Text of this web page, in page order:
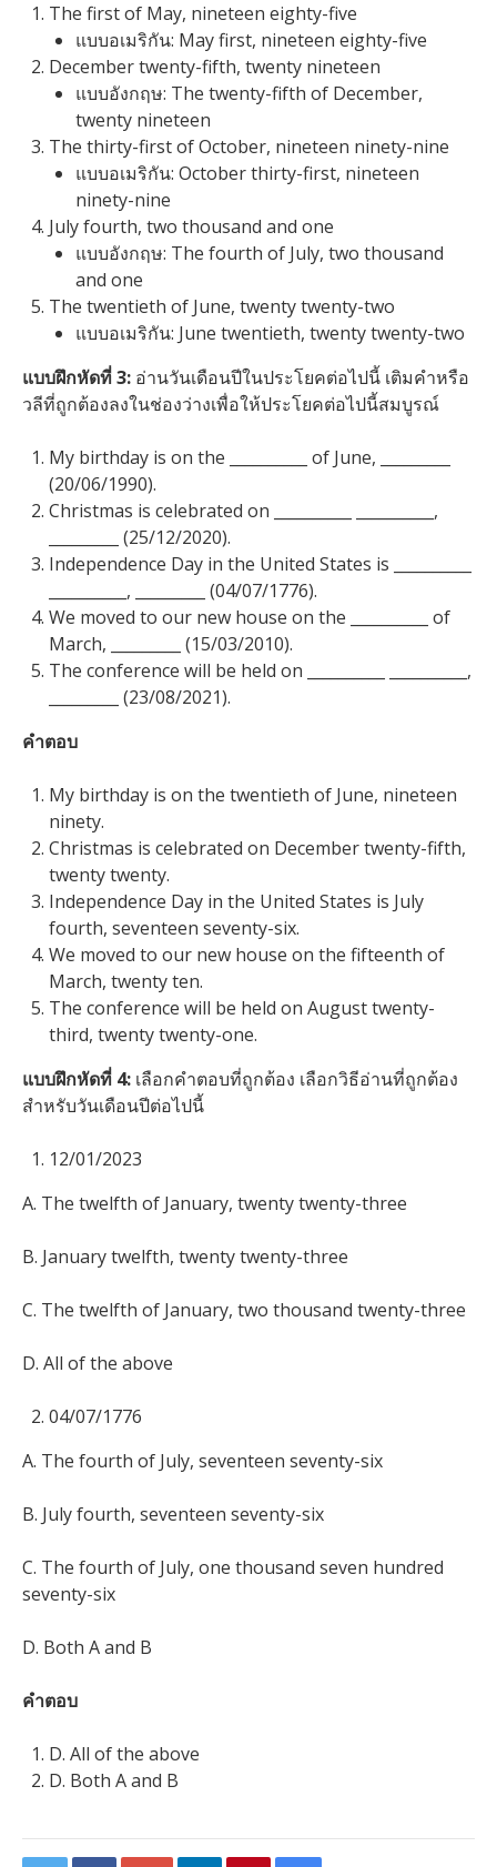
The first of May, nineteen eighty-five
แบบอเมริกัน: May first, nineteen eighty-five
December twenty-fifth, twenty nineteen
แบบอังกฤษ: The twenty-fifth of December,
twenty nineteen
The thirty-first of October, nineteen ninety-nine
แบบอเมริกัน: October thirty-first, nineteen
ninety-nine
July fourth, two thousand and one
แบบอังกฤษ: The fourth of July, two thousand
and one
The twentieth of June, twenty twenty-two
แบบอเมริกัน: June twentieth, twenty twenty-two
แบบฝึกหัดที่ 3: อ่านวันเดือนปีในประโยคต่อไปนี้ เติมคำหรือ
วลีที่ถูกต้องลงในช่องว่างเพื่อให้ประโยคต่อไปนี้สมบูรณ์
My birthday is on the __________ of June, _________
(20/06/1990).
Christmas is celebrated on __________ __________,
_________ (25/12/2020).
Independence Day in the United States is __________
__________, _________ (04/07/1776).
We moved to our new house on the __________ of
March, _________ (15/03/2010).
The conference will be held on __________ __________,
_________ (23/08/2021).
คำตอบ
My birthday is on the twentieth of June, nineteen
ninety.
Christmas is celebrated on December twenty-fifth,
twenty twenty.
Independence Day in the United States is July
fourth, seventeen seventy-six.
We moved to our new house on the fifteenth of
March, twenty ten.
The conference will be held on August twenty-
third, twenty twenty-one.
แบบฝึกหัดที่ 4: เลือกคำตอบที่ถูกต้อง เลือกวิธีอ่านที่ถูกต้อง
สำหรับวันเดือนปีต่อไปนี้
12/01/2023
A. The twelfth of January, twenty twenty-three
B. January twelfth, twenty twenty-three
C. The twelfth of January, two thousand twenty-three
D. All of the above
04/07/1776
A. The fourth of July, seventeen seventy-six
B. July fourth, seventeen seventy-six
C. The fourth of July, one thousand seven hundred
seventy-six
D. Both A and B
คำตอบ
D. All of the above
D. Both A and B